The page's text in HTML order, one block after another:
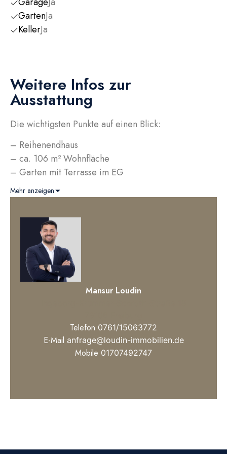
GartenJa
KellerJa
Weitere Infos zur
Ausstattung
Die wichtigsten Punkte auf einen Blick:
– Reihenendhaus
– ca. 106 m² Wohnfläche
– Garten mit Terrasse im EG
– Balkon im OG
– 2x Badezimmer mit Badewanne, Dusche (das Bad
– Gaszentralheizung aus 2019
– Voll unterkellert
– Speicher vorhanden
– 1x Garage hinter dem Haus (zzgl. 20.000,00 €)
– Weitere Parkplätze stehen vor dem Haus
kostenfrei zur Verfügung.
Mehr anzeigen
Mansur Loudin
Telefon 0761/15063772
E-Mail anfrage@loudin-immobilien.de
Mobile 01707492747